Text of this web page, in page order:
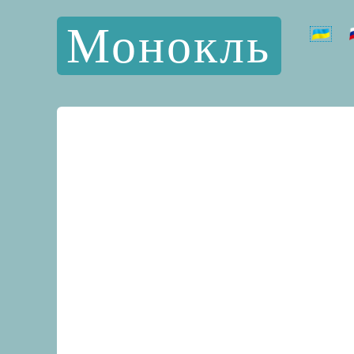
Монокль